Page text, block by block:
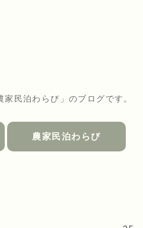
民泊わらび」のブログです。
農家民泊わらび